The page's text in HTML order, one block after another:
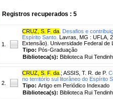
Registros recuperados : 5
1.
CRUZ, S. F. da Desafios e
Espírito Santo. Lavras, MG : UFLA,
Extensão). Universidade Federal de
Tipo: Pós-Graduação
Biblioteca(s): Biblioteca Rui
2.
CRUZ, S. F. da ; ASSIS, T. R. de P.
no território sul litorâneo do Espírito
Tipo: Artigo em Periódico Indexado
Biblioteca(s): Biblioteca Rui